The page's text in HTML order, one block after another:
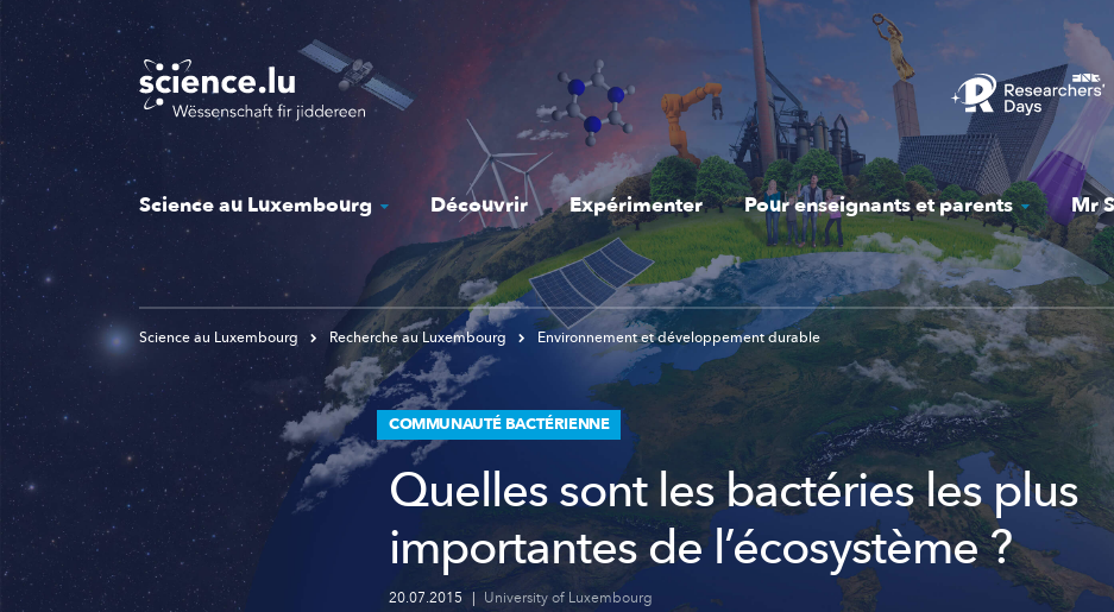
Skip
to
main
content
Science au Luxembourg Découvrir Expérimenter Pour enseignants et parents Mr
Science au Luxembourg Recherche au Luxembourg Environnement et développement durable
COMMUNAUTÉ BACTÉRIENNE
Quelles sont les bactéries les plus
importantes de l’écosystème ?
20.07.2015 | University of Luxembourg